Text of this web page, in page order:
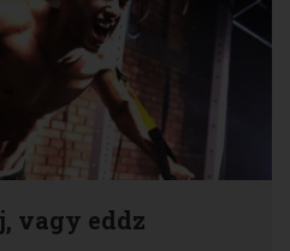
vagy eddz